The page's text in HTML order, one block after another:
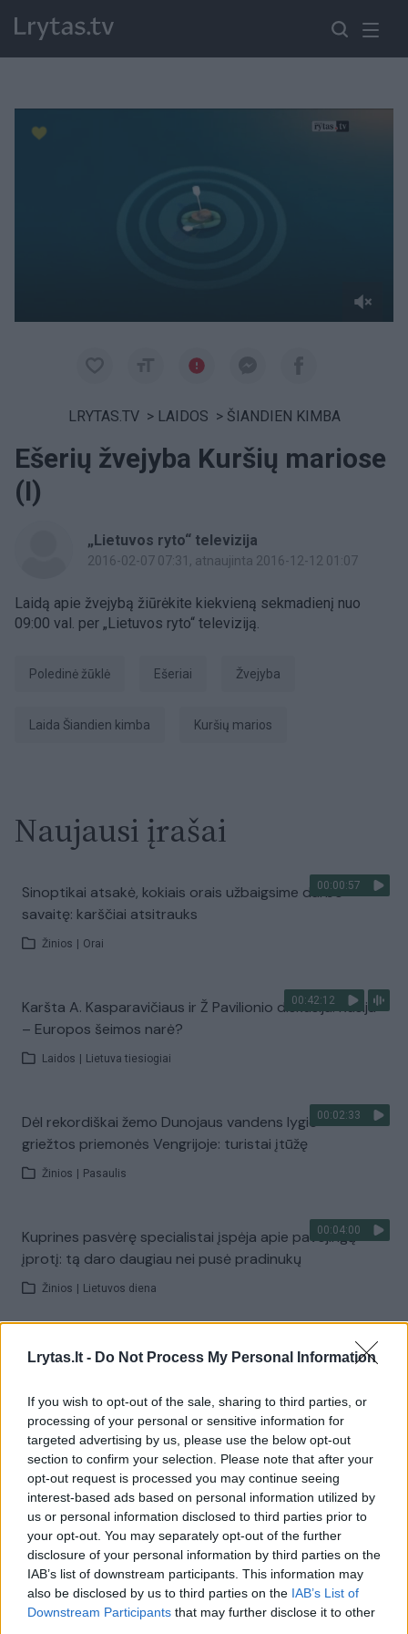
Lrytas.lt - Do Not Process My Personal Information
If you wish to opt-out of the sale, sharing to third parties, or
processing of your personal or sensitive information for
targeted advertising by us, please use the below opt-out
section to confirm your selection. Please note that after your
opt-out request is processed you may continue seeing
interest-based ads based on personal information utilized by
us or personal information disclosed to third parties prior to
your opt-out. You may separately opt-out of the further
disclosure of your personal information by third parties on the
IAB’s list of downstream participants. This information may
also be disclosed by us to third parties on the IAB’s List of
Downstream Participants that may further disclose it to other
LRYTAS.TV > LAIDOS > ŠIANDIEN KIMBA
Ešerių žvejyba Kuršių mariose
(I)
„Lietuvos ryto“ televizija
2016-02-07 07:31 , atnaujinta 2016-12-12 01:07
Laidą apie žvejybą žiūrėkite kiekvieną sekmadienį nuo
09:00 val. per „Lietuvos ryto“ televiziją.
poledinė žūklė ešeriai Žvejyba
laida Šiandien kimba Kuršių marios
Naujausi įrašai
00:00:57
Sinoptikai atsakė, kokiais orais užbaigsime darbo
savaitę: karščiai atsitrauks
Žinios Orai
00:42:12
Karšta A. Kasparavičiaus ir Ž Pavilionio diskusija: Rusija
– Europos šeimos narė?
Laidos Lietuva tiesiogiai
00:02:33
Dėl rekordiškai žemo Dunojaus vandens lygio –
griežtos priemonės Vengrijoje: turistai įtūžę
Žinios Pasaulis
00:04:00
Kuprines pasvėrę specialistai įspėja apie pavojingą
įprotį: tą daro daugiau nei pusė pradinukų
Žinios Lietuvos diena
Visi įrašai
Žiūrimiausi įrašai
00:00:30
Vaizdai iš tragiškos avarijos Vilniaus r.: dviejų moterų ir
vaiko gyvybių išgelbėti nepavyko
Žinios | Lietuvos diena
00:00:57
Savaitės vidurys nusimato karštas: temperatūra kils iki